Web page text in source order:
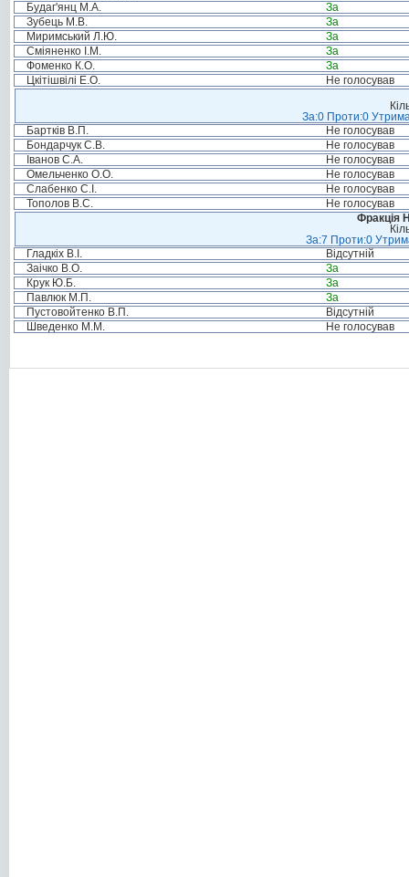
Будаг'янц М.А.
За
Зубець М.В.
За
Миримський Л.Ю.
За
Сміяненко І.М.
За
Фоменко К.О.
За
Цкітішвілі Е.О.
Не голосував
За:0 Проти:0
Бартків В.П.
Не голосував
Бондарчук С.В.
Не голосував
Іванов С.А.
Не голосував
Омельченко О.О.
Не голосував
Слабенко С.І.
Не голосував
Тополов В.С.
Не голосував
Фракція
За:7 Проти:0
Гладкіх В.І.
Відсутній
Заічко В.О.
За
Крук Ю.Б.
За
Павлюк М.П.
За
Пустовойтенко В.П.
Відсутній
Шведенко М.М.
Не голосував